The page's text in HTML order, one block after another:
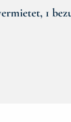
1